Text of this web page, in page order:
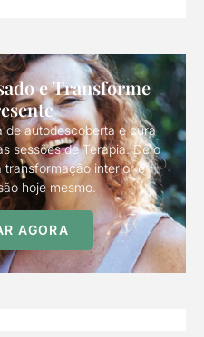
e Transforme
de autodescoberta e cura
sessões de Terapia. Dê o
transformação interior e
hoje mesmo.
AGORA